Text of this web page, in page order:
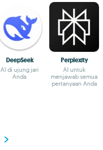
DeepSeek
AI di ujung jari
Anda
Perplexity
AI untuk
menjawab semua
pertanyaan Anda